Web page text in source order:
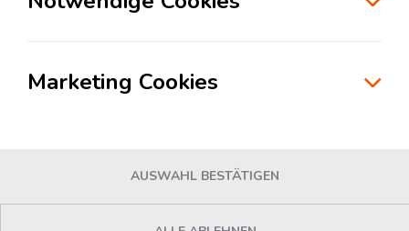
ungenutzte Lagerflächen
Marketing Cookies
AUSWAHL BESTÄTIGEN